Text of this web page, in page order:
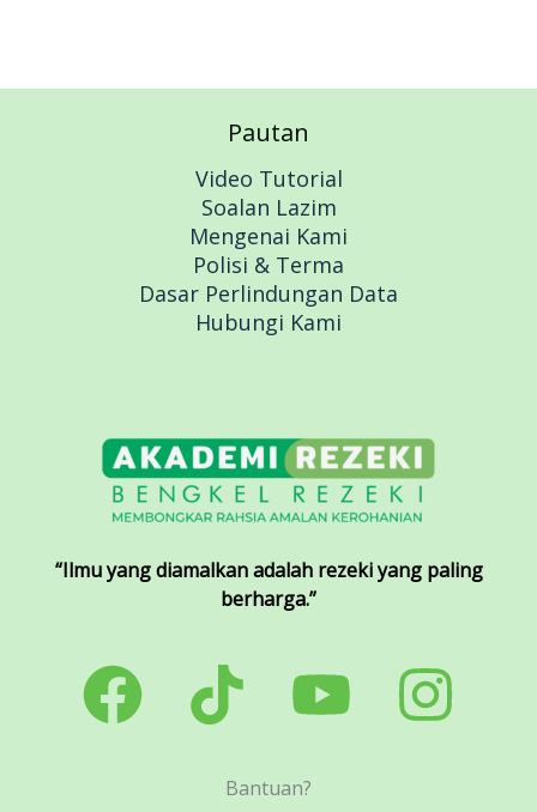
Pautan
Video Tutorial
Soalan Lazim
Mengenai Kami
Polisi & Terma
Dasar Perlindungan Data
Hubungi Kami
“Ilmu yang diamalkan adalah rezeki yang paling
berharga.”
Bantuan?